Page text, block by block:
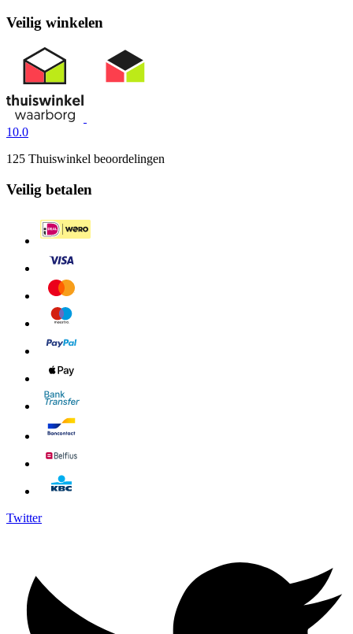
Veilig winkelen
10.0
125 Thuiswinkel beoordelingen
Veilig betalen
Twitter